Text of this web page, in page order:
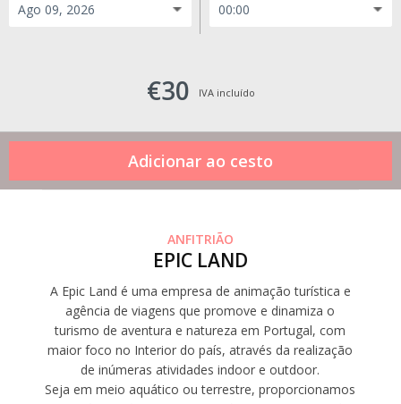
€30 IVA incluído
ANFITRIÃO
EPIC LAND
A Epic Land é uma empresa de animação turística e
agência de viagens que promove e dinamiza o
turismo de aventura e natureza em Portugal, com
maior foco no Interior do país, através da realização
de inúmeras atividades indoor e outdoor.
Seja em meio aquático ou terrestre, proporcionamos